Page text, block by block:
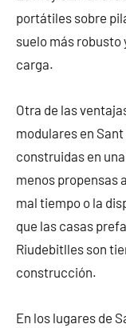
portátiles sobre
suelo más robusto
carga.
Otra de las
modulares en
construidas en
menos propensas
mal tiempo o la
que las casas
Riudebitlles son
construcción.
En los lugares de